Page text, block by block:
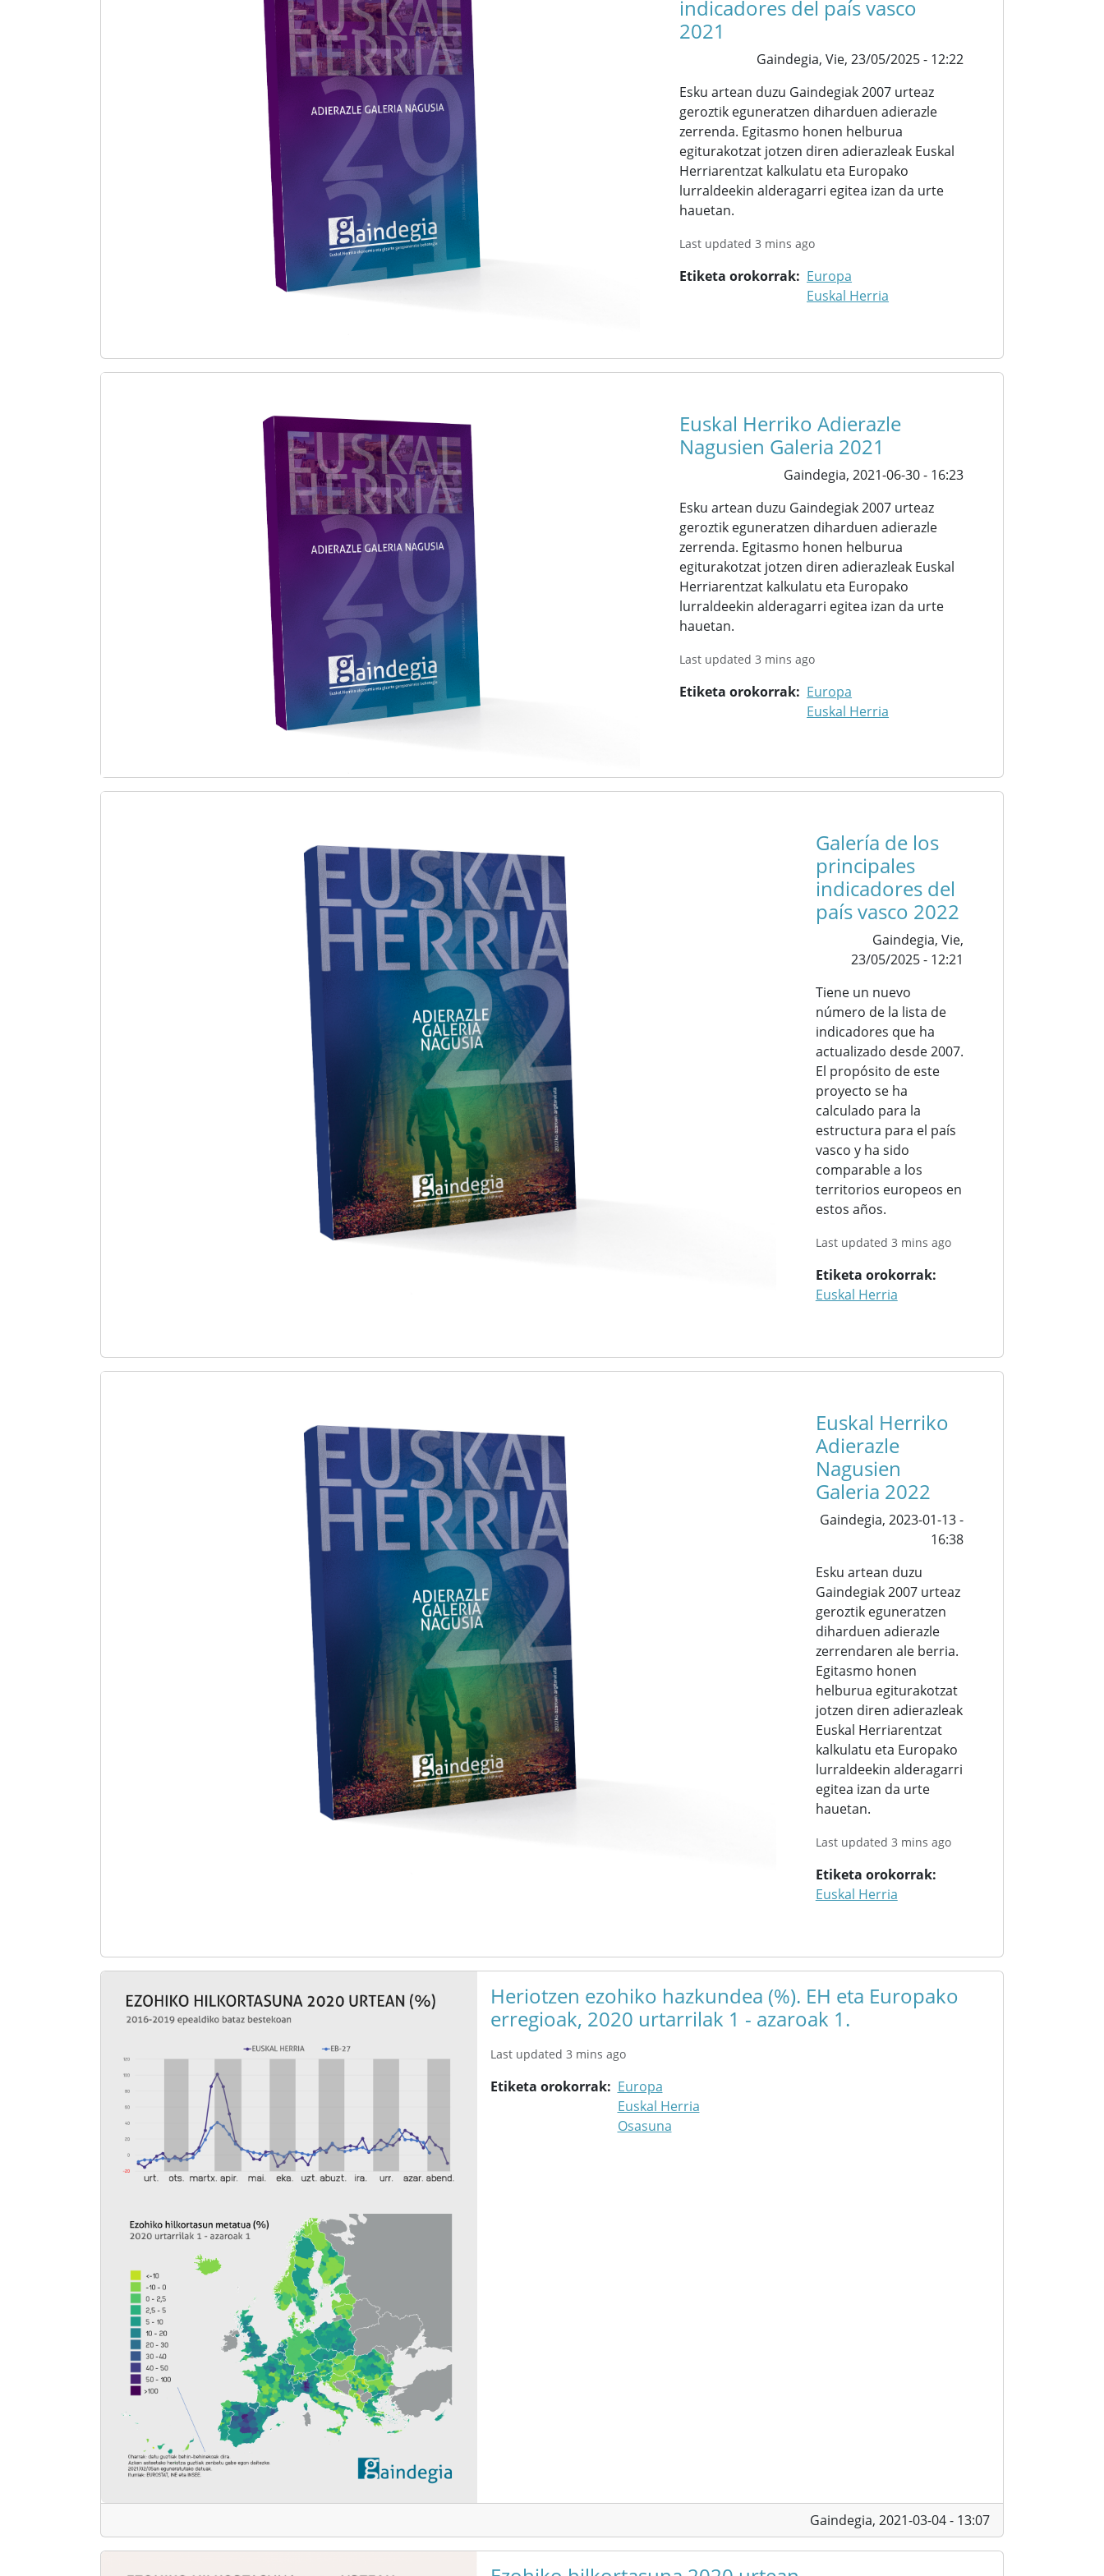
indicadores del país vasco
2021
Gaindegia, Vie, 23/05/2025 - 12:22
Esku artean duzu Gaindegiak 2007 urteaz
geroztik eguneratzen diharduen adierazle
zerrenda. Egitasmo honen helburua
egiturakotzat jotzen diren adierazleak Euskal
Herriarentzat kalkulatu eta Europako
lurraldeekin alderagarri egitea izan da urte
hauetan.
Last updated 3 mins ago
Etiketa orokorrak
Europa
Euskal Herria
Euskal Herriko Adierazle
Nagusien Galeria 2021
Gaindegia, 2021-06-30 - 16:23
Esku artean duzu Gaindegiak 2007 urteaz
geroztik eguneratzen diharduen adierazle
zerrenda. Egitasmo honen helburua
egiturakotzat jotzen diren adierazleak Euskal
Herriarentzat kalkulatu eta Europako
lurraldeekin alderagarri egitea izan da urte
hauetan.
Last updated 3 mins ago
Etiketa orokorrak
Europa
Euskal Herria
Galería de los
principales
indicadores del
país vasco 2022
Gaindegia, Vie,
23/05/2025 - 12:21
Tiene un nuevo
número de la lista de
indicadores que ha
actualizado desde 2007.
El propósito de este
proyecto se ha
calculado para la
estructura para el país
vasco y ha sido
comparable a los
territorios europeos en
estos años.
Last updated 3 mins ago
Etiketa orokorrak
Euskal Herria
Euskal Herriko
Adierazle
Nagusien
Galeria 2022
Gaindegia, 2023-01-13 -
16:38
Esku artean duzu
Gaindegiak 2007 urteaz
geroztik eguneratzen
diharduen adierazle
zerrendaren ale berria.
Egitasmo honen
helburua egiturakotzat
jotzen diren adierazleak
Euskal Herriarentzat
kalkulatu eta Europako
lurraldeekin alderagarri
egitea izan da urte
hauetan.
Last updated 3 mins ago
Etiketa orokorrak
Euskal Herria
Heriotzen ezohiko hazkundea (%). EH eta Europako
erregioak, 2020 urtarrilak 1 - azaroak 1.
Last updated 3 mins ago
Etiketa orokorrak
Europa
Euskal Herria
Osasuna
Gaindegia, 2021-03-04 - 13:07